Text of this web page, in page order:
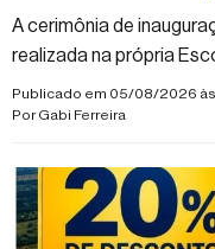
A cerimônia de
realizada na própria
Morais
Publicado em 05/08/2026
PorGabi Ferreira